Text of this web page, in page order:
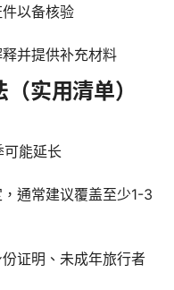
以备核验
并提供补充材料
实用清单）
可能延长
通常建议覆盖至少1-3
证明、未成年旅行者